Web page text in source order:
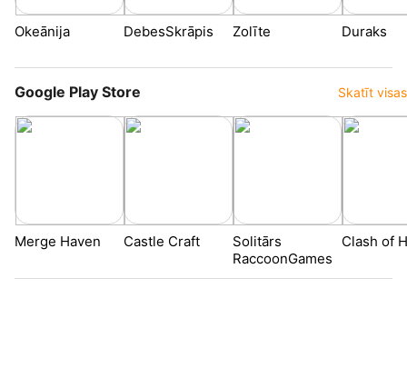
Okeānija DebesSkrāpis Zolīte Duraks
Google Play Store Skatīt visas
Merge Haven Castle Craft
Solitārs
RaccoonGames
Clash of